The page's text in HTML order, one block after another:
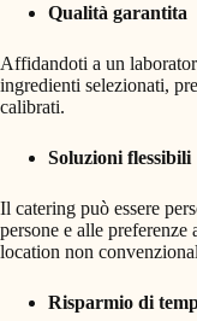
Qualità garantita
Affidandoti a un
ingredienti selezionati,
calibrati.
Soluzioni flessibili
Il catering può essere
persone e alle
location non
Risparmio di